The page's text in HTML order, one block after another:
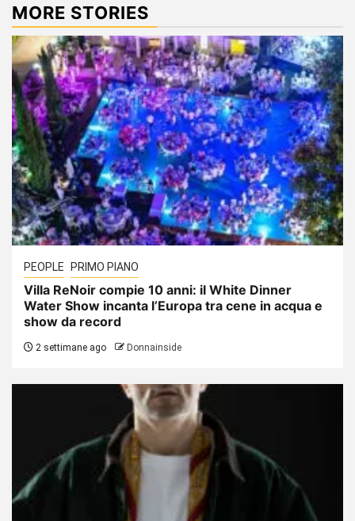
MORE STORIES
PEOPLE PRIMO PIANO
Villa ReNoir compie 10 anni: il White Dinner
Water Show incanta l’Europa tra cene in acqua e
show da record
2 settimane ago Donnainside